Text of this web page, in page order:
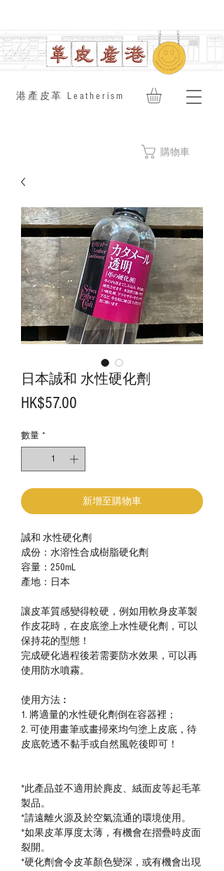
​港產皮革 Leatherism
購物車
日本誠和 水性硬化劑
HK$57.00
數量 *
新增至購物車
誠和 水性硬化劑
成份：水溶性合成樹脂硬化劑
容量： 250mL
產地：日本
讓皮革質感變得較硬，例如用軟身皮革製
作皮花時，在皮底塗上水性硬化劑，可以
保持花的型態！
完成硬化過程後若需要防水效果，可以再
使用防水噴霧。
使用方法︰
1. 將適量的水性硬化劑倒在容器裡；
2. 可使用畫筆或畫掃來均勻塗上皮底，待
皮底乾透不黏手或自然風乾後即可！
*此產品並不適用於麂皮、絨面皮等起毛革
製品。
*請遠離火源及於空氣流通的環境使用。
*如果皮革厚度太薄，有機會在摺疊時皮面
裂開。
*硬化劑會令皮革顏色變深，或有機會出現